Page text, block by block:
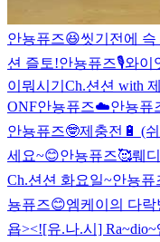
안뇽퓨즈😆씻기전에
션 즐토!안뇽퓨즈🎙와이
이뭐시기 Ch.션션 with
ONF안뇽퓨즈☁️안뇽
안뇽퓨즈🤓제충전🔋 (
세요~😊안뇽퓨즈🥰뤠
Ch.션션 화요일~안뇽퓨
뇽퓨즈😊엠케이의 다락
욥><![유.나.시] Ra~dio~